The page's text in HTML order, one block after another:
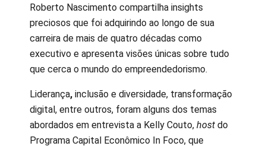
Roberto Nascimento compartilha insights
preciosos que foi adquirindo ao longo de sua
carreira de mais de quatro décadas como
executivo e apresenta visões únicas sobre tudo
que cerca o mundo do empreendedorismo.
Liderança, inclusão e diversidade, transformação
digital, entre outros, foram alguns dos temas
abordados em entrevista a Kelly Couto, host do
Programa Capital Econômico In Foco, que